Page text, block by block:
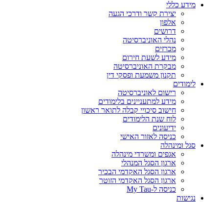
מידע כללי
יצירת קשר ודרכי הגעה
אלפון
דרושים
נהלי האוניברסיטה
מכרזים
מידע לשעת חירום
מבקרת האוניברסיטה
תקנון משמעת ופסקי דין
לימודים
רישום לאוניברסיטה
מידע למתעניינים בלימודים
חישוב סיכויי קבלה לתואר ראשון
לוח שנת הלימודים
ידיעונים
כניסה לאזור האישי
סגל ומינהלה
אגפים ומשרדי מינהלה
ארגון הסגל המנהלי
ארגון הסגל האקדמי הבכיר
ארגון הסגל האקדמי הזוטר
כניסה ל-My Tau
נגישות